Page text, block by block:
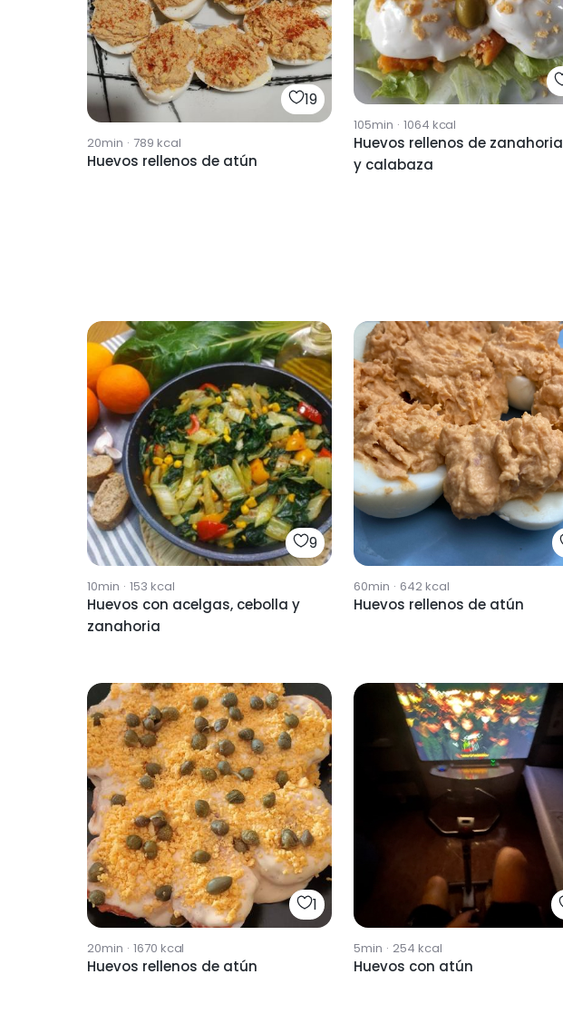
19
20min · 789 kcal
Huevos rellenos de atún
105min · 1064 kcal
Huevos rellenos de zanahoria
y calabaza
9
10min · 153 kcal
Huevos con acelgas, cebolla y
zanahoria
60min · 642kcal
Huevos rellenos de atún
1
20min · 1670 kcal
Huevos rellenos de atún
5min · 254 kcal
Huevos con atún